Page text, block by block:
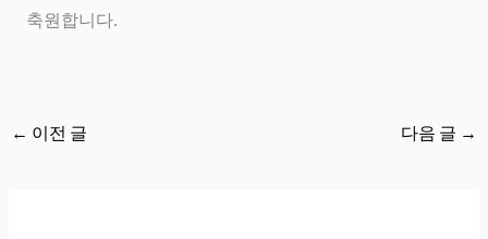
축원합니다.
← 이전 글 다음 글 →